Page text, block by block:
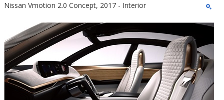
Nissan Vmotion 2.0 Concept, 2017 - Interior